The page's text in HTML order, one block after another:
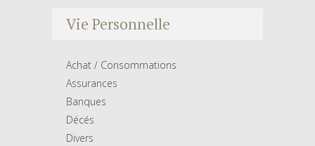
Vie Personnelle
Achat / Consommations
Assurances
Banques
Décés
Divers